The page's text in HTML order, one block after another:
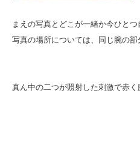
まえの写真とどこが一緒か今ひと
写真の場所については、同じ腕の部
真ん中の二つが照射した刺激で赤く